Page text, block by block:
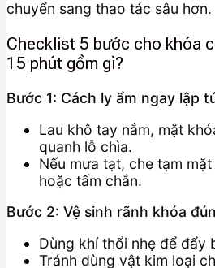
chuyển sang thao tác sâu hơn.
Checklist 5 bước cho khóa
15 phút gồm gì?
Bước 1: Cách ly ẩm ngay lập
Lau khô tay nắm, mặt
quanh lỗ chìa.
Nếu mưa tạt, che tạm
hoặc tấm chắn.
Bước 2: Vệ sinh rãnh khóa
Dùng khí thổi nhẹ để đẩy
Tránh dùng vật kim loại